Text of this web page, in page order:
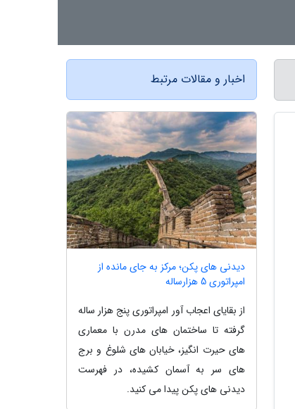
اخبار و مقالات مرتبط
دیدنی های پکن؛ مرکز به جای مانده از
امپراتوری 5 هزارساله
از بقایای اعجاب آور امپراتوری پنج هزار ساله
گرفته تا ساختمان های مدرن با معماری
های حیرت انگیز، خیابان های شلوغ و برج
های سر به آسمان کشیده، در فهرست
دیدنی های پکن پیدا می کنید.